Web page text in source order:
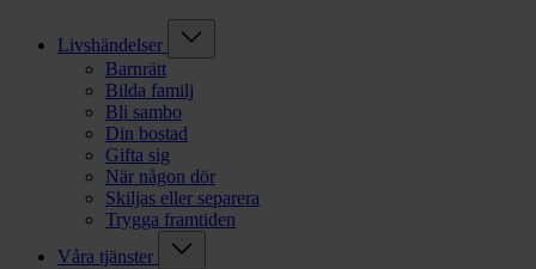
Livshändelser
Barnrätt
Bilda familj
Bli sambo
Din bostad
Gifta sig
När någon dör
Skiljas eller separera
Trygga framtiden
Våra tjänster